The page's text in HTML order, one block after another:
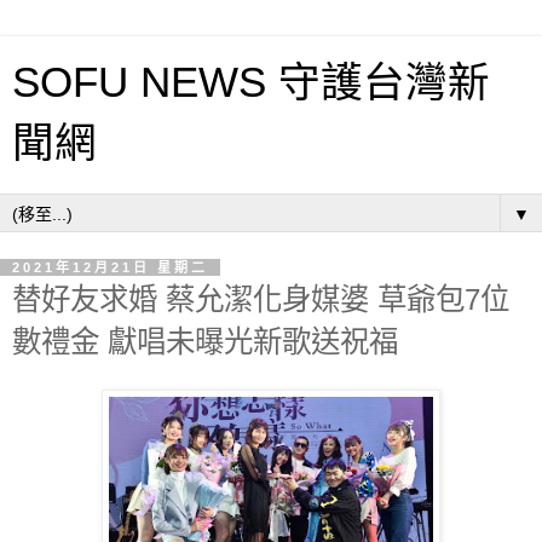
SOFU NEWS 守護台灣新
聞網
▼
2021年12月21日 星期二
替好友求婚 蔡允潔化身媒婆 草爺包7位
數禮金 獻唱未曝光新歌送祝福